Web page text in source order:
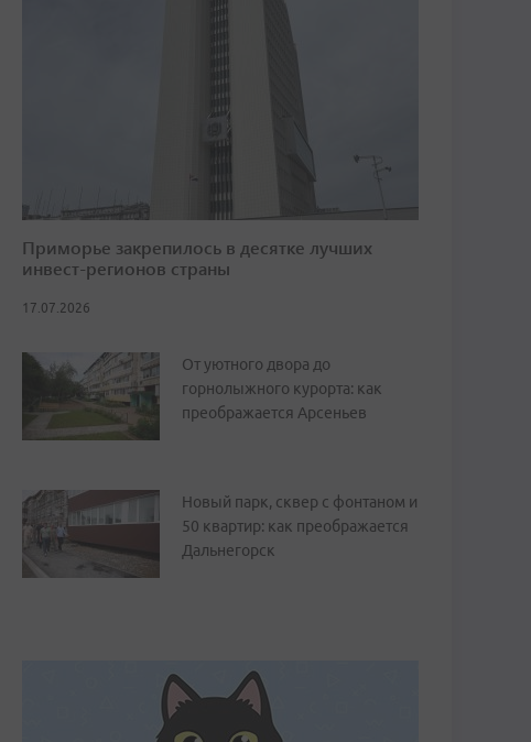
Приморье закрепилось в десятке лучших
инвест-регионов страны
17.07.2026
От уютного двора до
горнолыжного курорта: как
преображается Арсеньев
Новый парк, сквер с фонтаном и
50 квартир: как преображается
Дальнегорск